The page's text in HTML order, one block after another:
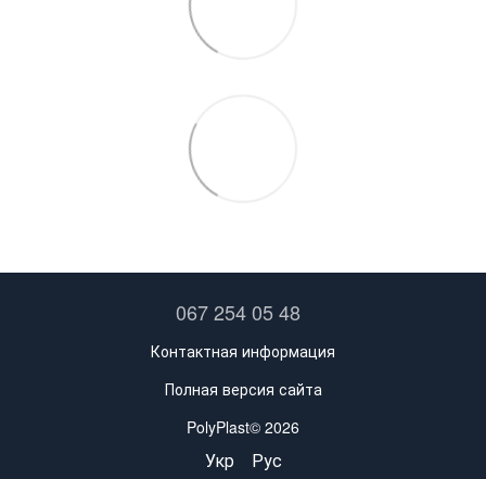
067 254 05 48
Контактная информация
Полная версия сайта
PolyPlast© 2026
Укр Рус